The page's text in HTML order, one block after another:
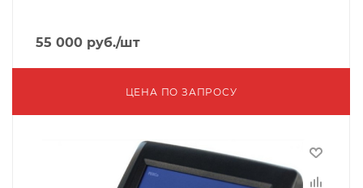
55 000 руб./шт
ЦЕНА ПО ЗАПРОСУ